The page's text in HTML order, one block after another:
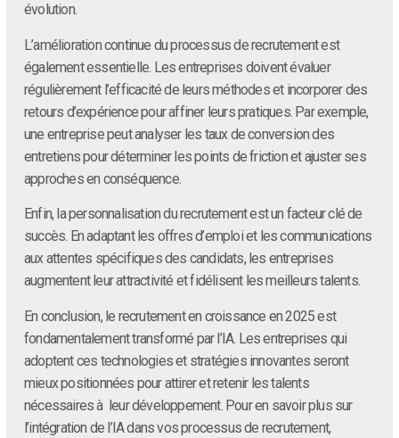
évolution.
L’amélioration continue du processus de recrutement est
également essentielle. Les entreprises doivent évaluer
régulièrement l’efficacité de leurs méthodes et incorporer des
retours d’expérience pour affiner leurs pratiques. Par exemple,
une entreprise peut analyser les taux de conversion des
entretiens pour déterminer les points de friction et ajuster ses
approches en conséquence.
Enfin, la personnalisation du recrutement est un facteur clé de
succès. En adaptant les offres d’emploi et les communications
aux attentes spécifiques des candidats, les entreprises
augmentent leur attractivité et fidélisent les meilleurs talents.
En conclusion, le recrutement en croissance en 2025 est
fondamentalement transformé par l’IA. Les entreprises qui
adoptent ces technologies et stratégies innovantes seront
mieux positionnées pour attirer et retenir les talents
nécessaires à leur développement. Pour en savoir plus sur
l’intégration de l’IA dans vos processus de recrutement,